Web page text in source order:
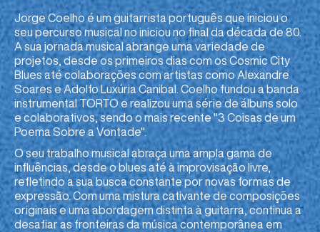
Jorge Coelho é um guitarrista português que iniciou o
seu percurso musical no iniciou no final da década de 80.
A sua jornada musical abrange uma variedade de
projetos, desde os primeiros dias com os Cosmic City
Blues até colaborações com artistas como Alexandre
Soares e Adolfo Luxúria Canibal. Coelho fundou a banda
instrumental TORTO e realizou uma série de álbuns solo
e colaborativos, sendo o mais recente "3 Coisas de um
Poema Sobre a Vontade".
O seu trabalho musical abraça uma ampla gama de
influências, desde o blues até à improvisação livre,
refletindo a sua busca constante por novas formas de
expressão. Com uma mistura cativante de composições
originais e uma abordagem distinta à guitarra, continua a
desafiar as fronteiras da música contemporânea em